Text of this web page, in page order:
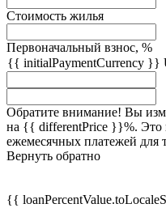
Стоимость жилья
Первоначальный взнос, %
{{ initialPaymentCurrency }}
Обратите внимание! Вы
на {{ differentPrice }}%. Это
ежемесячных платежей для
Вернуть обратно
{{